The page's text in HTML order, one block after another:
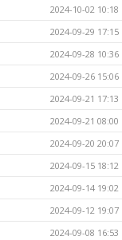
2024-10-02 10:18
2024-09-29 17:15
2024-09-28 10:36
2024-09-26 15:06
2024-09-21 17:13
2024-09-21 08:00
2024-09-20 20:07
2024-09-15 18:12
2024-09-14 19:02
2024-09-12 19:07
2024-09-08 16:53